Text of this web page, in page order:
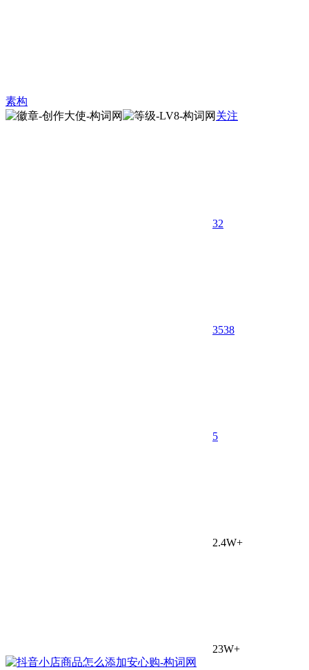
素构
关注
32
3538
5
2.4W+
23W+